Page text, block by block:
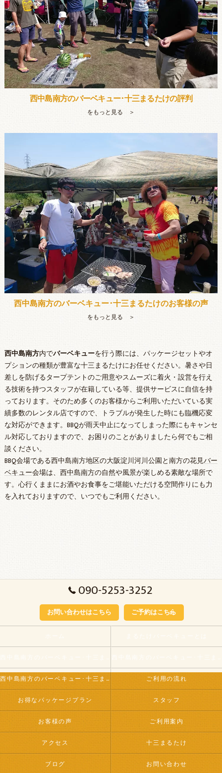
西中島南方のバーベキュー･十三まるたけの評判
をもっと見る ＞
西中島南方のバーベキュー･十三まるたけのお客様の声
をもっと見る ＞
西中島南方内でバーベキューを行う際には、パッケージセットやオ
プションの種類が豊富な十三まるたけにお任せください。暑さや日
差しを防げるタープテントのご用意やスムーズに着火・設営を行え
る技術を持つスタッフが在籍している等、提供サービスに自信を持
っております。そのため多くのお客様からご利用いただいている実
績多数のレンタル店ですので、トラブルが発生した時にも臨機応変
な対応ができます。BBQが雨天中止になってしまった際にもキャンセ
ル対応しておりますので、お困りのことがありましたら何でもご相
談ください。
BBQ会場である西中島南方地区の大阪淀川河川公園と南方の花見バー
ベキュー会場は、 西中島南方の自然や風景が楽しめる素敵な場所で
す。心行くままにお酒やお食事をご堪能いただける空間作りにも力
を入れておりますので、いつでもご利用ください。
090-5253-3252
お問い合わせはこちら ご予約はこちら
西中島南方のバーベキュー･十三まるたけのお客様の声 ご利用の流れ
お得なパッケージプラン スタッフ
お客様の声 ご利用案内
アクセス 十三まるたけ
ブログ お問い合わせ